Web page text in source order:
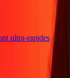
ultra-rapides